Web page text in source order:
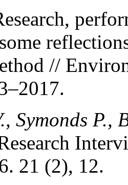
//
Symonds P.,
21 (2), 12.